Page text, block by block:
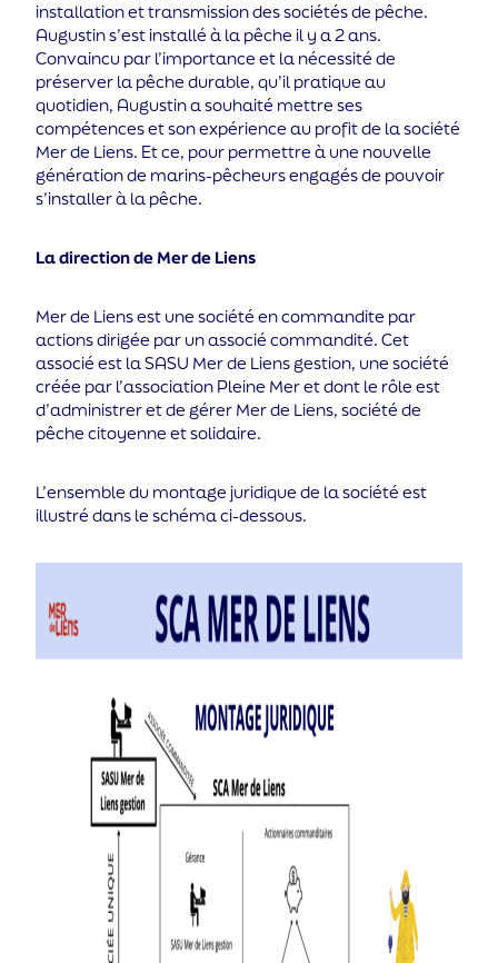
installation et transmission des sociétés de pêche.
Augustin s’est installé à la pêche il y a 2 ans.
Convaincu par l’importance et la nécessité de
préserver la pêche durable, qu’il pratique au
quotidien, Augustin a souhaité mettre ses
compétences et son expérience au profit de la société
Mer de Liens. Et ce, pour permettre à une nouvelle
génération de marins-pêcheurs engagés de pouvoir
s’installer à la pêche.
La direction de Mer de Liens
Mer de Liens est une société en commandite par
actions dirigée par un associé commandité. Cet
associé est la SASU Mer de Liens gestion, une société
créée par l’association Pleine Mer et dont le rôle est
d’administrer et de gérer Mer de Liens, société de
pêche citoyenne et solidaire.
L’ensemble du montage juridique de la société est
illustré dans le schéma ci-dessous.